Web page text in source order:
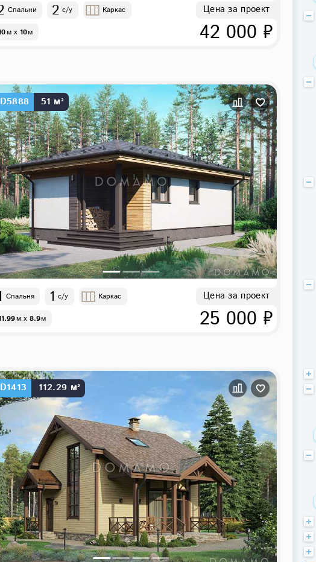
Спальни 2 с/у Каркас
м x 10м
Цена за проект
42 000 ₽
D5888 51 м²
Спальня 1 с/у Каркас
м x 8.9м
Цена за проект
25 000 ₽
D1413 112.29 м²